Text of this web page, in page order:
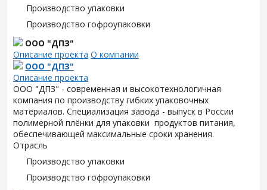
Производство упаковки
Производство гофроупаковки
ООО "ДПЗ"
Описание проекта О компании
ООО "ДПЗ"
Описание проекта
ООО "ДПЗ" - современная и высокотехнологичная
компания по производству гибких упаковочных
материалов. Специализация завода - выпуск в России
полимерной плёнки для упаковки продуктов питания,
обеспечивающей максимальные сроки хранения.
Отрасль
Производство упаковки
Производство гофроупаковки